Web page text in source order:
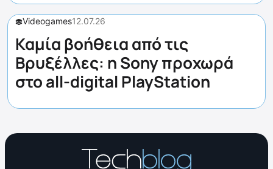
Videogames12.07.26
Καμία βοήθεια από τις
Βρυξέλλες: η Sony προχωρά
στο all-digital PlayStation